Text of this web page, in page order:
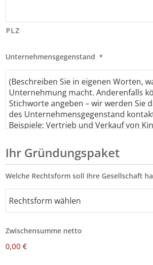
PLZ
Unternehmensgegenstand *
Ihr Gründungspaket
Welche Rechtsform soll Ihre Gesellschaft
Zwischensumme netto
0,00 €